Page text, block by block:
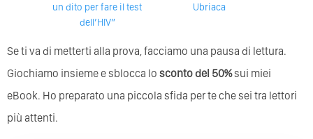
un dito per fare il test
dell’HIV”
Ubriaca
Se ti va di metterti alla prova, facciamo una pausa di lettura.
Giochiamo insieme e sblocca lo sconto del 50%sui miei
eBook. Ho preparato una piccola sfida per te che sei tra lettori
più attenti.